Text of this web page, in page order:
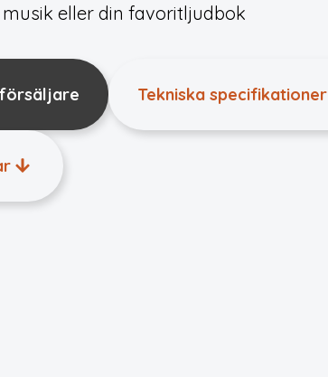
eller din favoritljudbok
Tekniska specifikationer